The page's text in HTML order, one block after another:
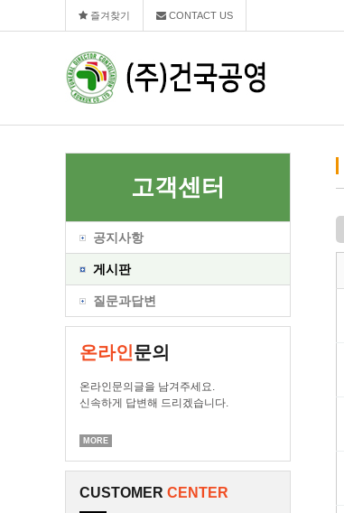
즐겨찾기 CONTACT US
고객센터
공지사항
게시판
질문과답변
온라인문의
온라인문의글을 남겨주세요.
신속하게 답변해 드리겠습니다.
MORE
CUSTOMER CENTER